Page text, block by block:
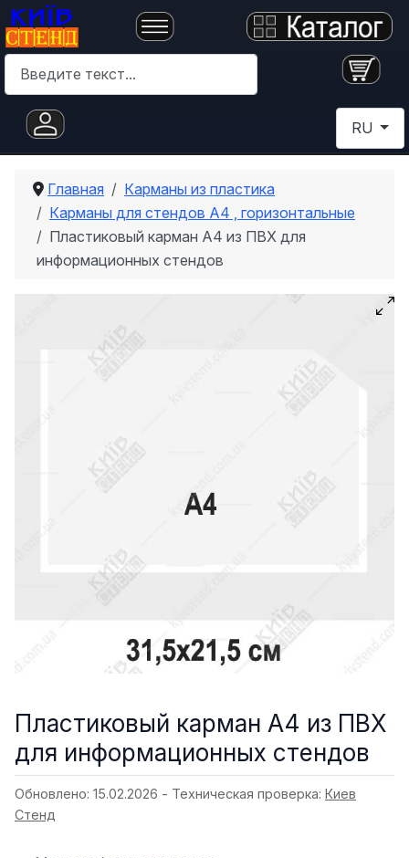
Поиск
RU
Главная
Карманы из пластика
Карманы для стендов А4 , горизонтальные
Пластиковый карман A4 из ПВХ для
информационных стендов
Пластиковый карман A4 из ПВХ
для информационных стендов
Обновлено: 15.02.2026 - Техническая проверка: Киев
Стенд